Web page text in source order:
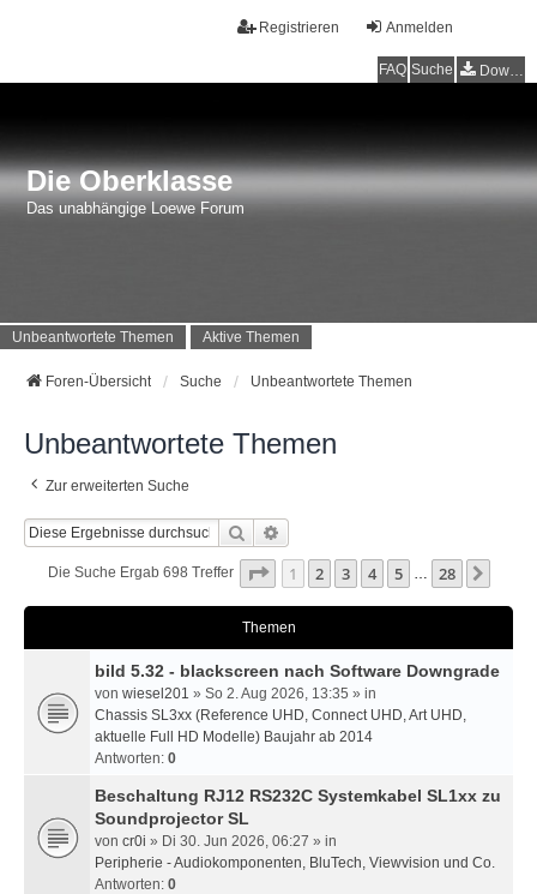
Anmelden
Registrieren
FAQ Suche Downloads
Die Oberklasse
Das unabhängige Loewe Forum
Unbeantwortete Themen Aktive Themen
Foren-Übersicht Suche Unbeantwortete Themen
Unbeantwortete Themen
Zur erweiterten Suche
Suche
Die Suche Ergab 698 Treffer Seite 1Von 28
1 2 3 4 5 … 28
Themen
bild 5.32 - blackscreen nach Software Downgrade
von wiesel201 » So 2. Aug 2026, 13:35 » in
Chassis SL3xx (Reference UHD, Connect UHD, Art UHD,
aktuelle Full HD Modelle) Baujahr ab 2014
Antworten: 0
Beschaltung RJ12 RS232C Systemkabel SL1xx zu
Soundprojector SL
von cr0i » Di 30. Jun 2026, 06:27 » in
Peripherie - Audiokomponenten, BluTech, Viewvision und Co.
Antworten: 0